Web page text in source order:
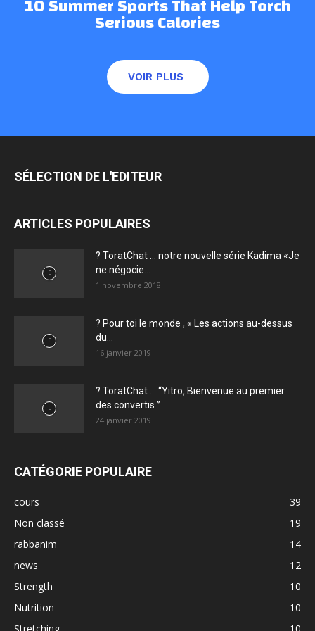
Serious Calories
VOIR PLUS
SÉLECTION DE L'EDITEUR
ARTICLES POPULAIRES
? ToratChat … notre nouvelle série Kadima «Je
ne négocie...
1 novembre 2018
? Pour toi le monde , « Les actions au-dessus
du...
16 janvier 2019
? ToratChat … “Yitro, Bienvenue au premier
des convertis ”
24 janvier 2019
CATÉGORIE POPULAIRE
cours
39
Non classé
19
rabbanim
14
news
12
Strength
10
Nutrition
10